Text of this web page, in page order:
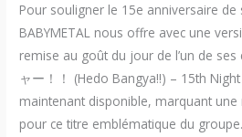
Pour souligner le 15e anniversaire
BABYMETAL nous offre avec une
remise au goût du jour de l’un de ses
ャー！！ (Hedo Bangya!!) – 15th
maintenant disponible, marquant une
pour ce titre emblématique du